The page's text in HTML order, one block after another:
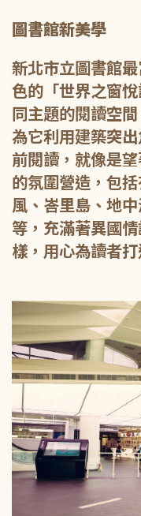
圖書館新美學
新北市立圖書館
色的「世界之窗
同主題的閱讀空
為它利用建築突
前閱讀，就像是
的氛圍營造，包
風、峇里島、地
等，充滿著異國
樣，用心為讀者